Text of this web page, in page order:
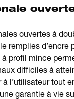
ouvertes à
remplies d’encre
profil mince
difficiles à
l’utilisateur tout
garantie à vie